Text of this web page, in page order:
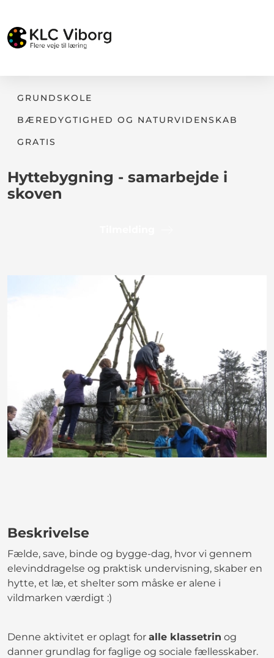
GRUNDSKOLE
BÆREDYGTIGHED OG NATURVIDENSKAB
GRATIS
Hyttebygning - samarbejde i
skoven
Beskrivelse
Fælde, save, binde og bygge-dag, hvor vi gennem
elevinddragelse og praktisk undervisning, skaber en
hytte, et læ, et shelter som måske er alene i
vildmarken værdigt :)
Denne aktivitet er oplagt for alle klassetrin og
danner grundlag for faglige og sociale fællesskaber.